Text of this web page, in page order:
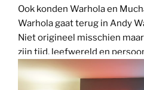
Ook konden Warhola en
Warhola gaat terug in Andy
Niet origineel misschien
zijn tijd, leefwereld en